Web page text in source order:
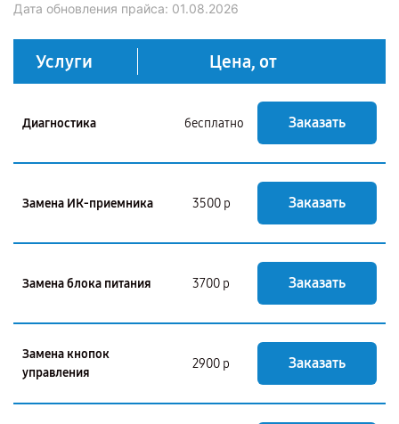
Дата обновления прайса: 01.08.2026
Услуги Цена, от
Диагностика бесплатно Заказать
Замена ИК-приемника 3500 р Заказать
Замена блока питания 3700 р Заказать
Замена кнопок
управления
2900 р Заказать